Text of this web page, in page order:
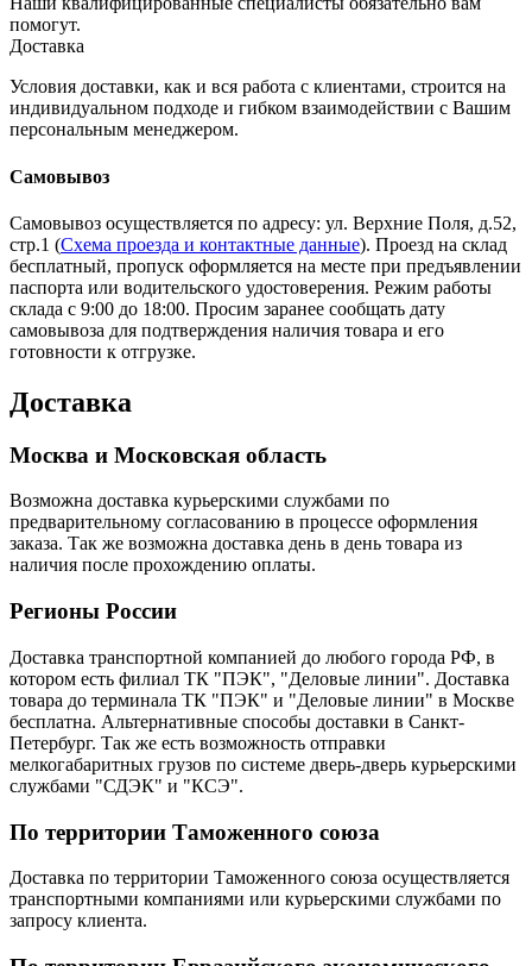
помогут.
Доставка
Условия доставки, как и вся работа с клиентами, строится на
индивидуальном подходе и гибком взаимодействии с Вашим
персональным менеджером.
Самовывоз
Самовывоз осуществляется по адресу: ул. Верхние Поля, д.52,
стр.1 (Схема проезда и контактные данные). Проезд на склад
бесплатный, пропуск оформляется на месте при предъявлении
паспорта или водительского удостоверения. Режим работы
склада с 9:00 до 18:00. Просим заранее сообщать дату
самовывоза для подтверждения наличия товара и его
готовности к отгрузке.
Доставка
Москва и Московская область
Возможна доставка курьерскими службами по
предварительному согласованию в процессе оформления
заказа. Так же возможна доставка день в день товара из
наличия после прохождению оплаты.
Регионы России
Доставка транспортной компанией до любого города РФ, в
котором есть филиал ТК "ПЭК", "Деловые линии". Доставка
товара до терминала ТК "ПЭК" и "Деловые линии" в Москве
бесплатна. Альтернативные способы доставки в Санкт-
Петербург. Так же есть возможность отправки
мелкогабаритных грузов по системе дверь-дверь курьерскими
службами "СДЭК" и "КСЭ".
По территории Таможенного союза
Доставка по территории Таможенного союза осуществляется
транспортными компаниями или курьерскими службами по
запросу клиента.